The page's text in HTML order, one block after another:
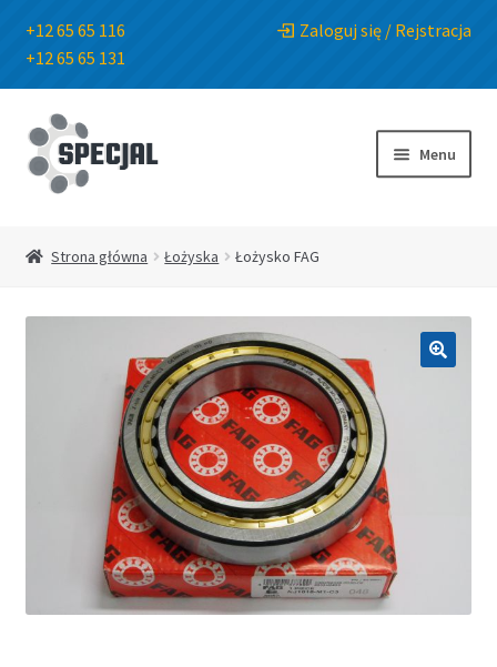
+12 65 65 116
+12 65 65 131
Zaloguj się / Rejstracja
Przejdź
do
nawigacji
Przejdź
do
treści
Menu
Strona główna Łożyska Łożysko FAG